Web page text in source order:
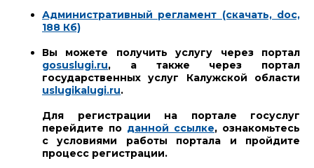
Административный регламент (скачать, doc,
188 Кб)
Вы можете получить услугу через портал
gosuslugi.ru, а также через портал
государственных услуг Калужской области
uslugikalugi.ru.
Для регистрации на портале госуслуг
перейдите по данной ссылке, ознакомьтесь
с условиями работы портала и пройдите
процесс регистрации.